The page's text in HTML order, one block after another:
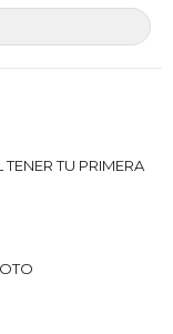
TU PRIMERA